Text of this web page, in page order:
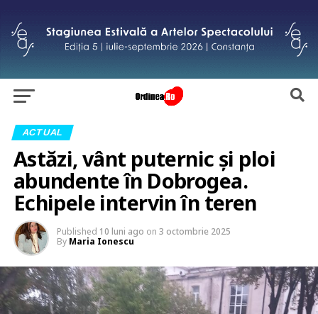
ACTUAL
Astăzi, vânt puternic și ploi
abundente în Dobrogea.
Echipele intervin în teren
Published 10 luni ago on 3 octombrie 2025
By Maria Ionescu